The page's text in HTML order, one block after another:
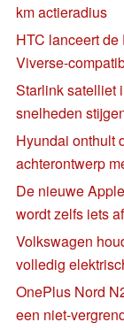
km actieradius
HTC lanceert
Viverse-
Starlink satelliet
snelheden
Hyundai onthult
achterontwerp
De nieuwe
wordt zelfs iets
Volkswagen
volledig
OnePlus Nord
een niet-